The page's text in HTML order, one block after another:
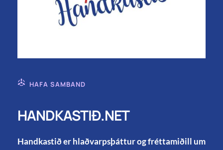
HAFA SAMBAND
HANDKASTIÐ.NET
Handkastið er hlaðvarpsþáttur og fréttamiðill um